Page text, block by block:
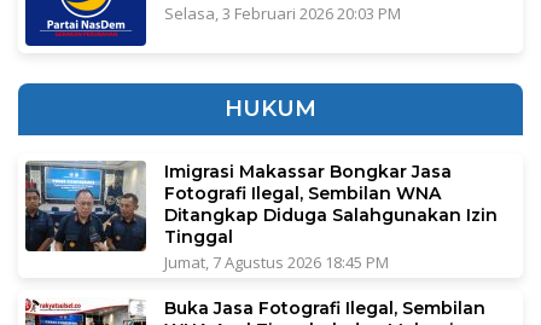
Selasa, 3 Februari 2026 20:03 PM
HUKUM
Imigrasi Makassar Bongkar Jasa
Fotografi Ilegal, Sembilan WNA
Ditangkap Diduga Salahgunakan Izin
Tinggal
Jumat, 7 Agustus 2026 18:45 PM
Buka Jasa Fotografi Ilegal, Sembilan